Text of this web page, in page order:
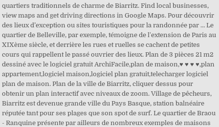
quartiers traditionnels de charme de Biarritz. Find local businesses,
view maps and get driving directions in Google Maps. Pour découvrir
des lieux d’exception ou sites touristiques pour la randonnée par … Le
quartier de Belleville, par exemple, témoigne de l'extension de Paris au
XIXème siècle, et derrière les rues et ruelles se cachent de petites
cours qui rappellent le passé ouvrier des lieux. Plan de 3 pièces 21 m2
dessiné avec le logiciel gratuit ArchiFacile,plan de maison,♥ ♥ ♥ ♥,plan
appartement,logiciel maison,logiciel plan gratuit,telecharger logiciel
plan de maison. Plan de la ville de Biarritz, cliquer dessus pour
obtenir un plan interactif avec niveaux de zoom. Village de pêcheurs,
Biarritz est devenue grande ville du Pays Basque, station balnéaire
réputée tant pour ses plages que son spot de surf. Le quartier de Braou
- Ranquine présente par ailleurs de nombreux exemples de maisons